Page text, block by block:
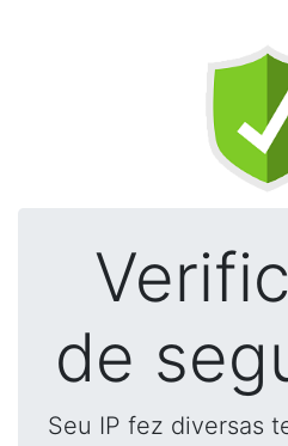
de
Seu IP fez diversas